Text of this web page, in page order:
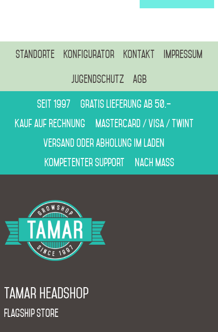
Standorte Konfigurator Kontakt Impressum
Jugendschutz AGB
Seit 1997
Gratis Lieferung ab 50.–
Kauf auf Rechnung
Mastercard / Visa / Twint
Versand oder Abholung im Laden
Kompetenter Support
Nach Mass
Tamar Headshop
Flagship Store